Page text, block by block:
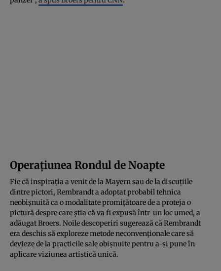
Operațiunea Rondul de Noapte
Fie că inspirația a venit de la Mayern sau de la discuțiile
dintre pictori, Rembrandt a adoptat probabil tehnica
neobișnuită ca o modalitate promițătoare de a proteja o
pictură despre care știa că va fi expusă într-un loc umed, a
adăugat Broers. Noile descoperiri sugerează că Rembrandt
era deschis să exploreze metode neconvenționale care să
devieze de la practicile sale obișnuite pentru a-și pune în
aplicare viziunea artistică unică.